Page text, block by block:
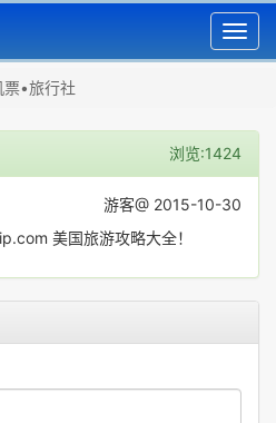
•旅行社
浏览:1424
游客@ 2015-10-30
美国旅游攻略大全！